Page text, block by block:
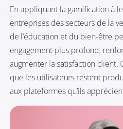
En appliquant la gamification à
entreprises des secteurs de la
de l’éducation et du bien-être
engagement plus profond,
augmenter la satisfaction client.
que les utilisateurs restent
aux plateformes qu’ils